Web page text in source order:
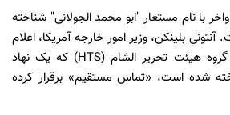
با نام مستعار "ابو محمد الجولانی" شناخته
بلینکن، وزیر امور خارجه آمریکا، اعلام
کرد که ایالات متحده با گروه هیئت تحریر الشام (HTS) که یک نهاد
شده است، «تماس مستقیم» برقرار کرده